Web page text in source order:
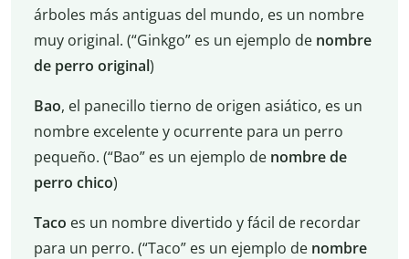
árboles más antiguas del mundo, es un nombre
muy original. (“Ginkgo” es un ejemplo de nombre
de perro original)
Bao, el panecillo tierno de origen asiático, es un
nombre excelente y ocurrente para un perro
pequeño. (“Bao” es un ejemplo de nombre de
perro chico)
Taco es un nombre divertido y fácil de recordar
para un perro. (“Taco” es un ejemplo de nombre